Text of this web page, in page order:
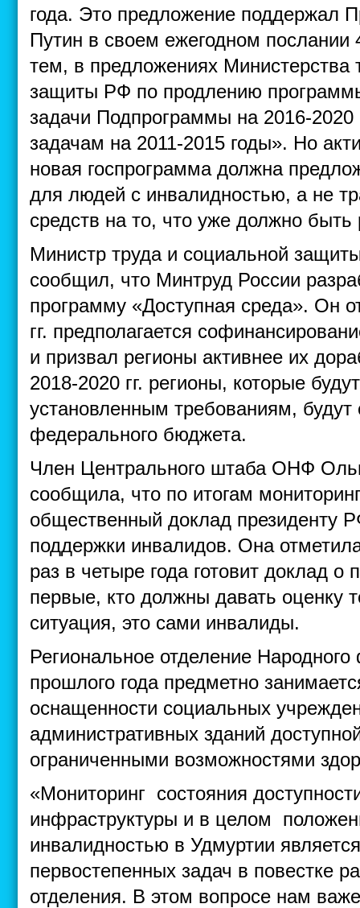
года. Это предложение поддержал
Путин в своем ежегодном
тем, в предложениях Министерства
защиты РФ по продлению
задачи Подпрограммы на 2016-
задачам на 2011-2015 годы». Но
новая госпрограмма должна
для людей с инвалидностью, а не
средств на то, что уже должно быть
Министр труда и социальной
сообщил, что Минтруд России
программу «Доступная среда». Он
гг. предполагается
и призвал регионы активнее их
2018-2020 гг. регионы, которые
установленным требованиям, будут
федерального бюджета.
Член Центрального штаба ОНФ
сообщила, что по итогам
общественный доклад президенту
поддержки инвалидов. Она
раз в четыре года готовит доклад
первые, кто должны давать оценку
ситуация, это сами инвалиды.
Региональное отделение
прошлого года предметно
оснащенности социальных
административных зданий
ограниченными возможностями
«Мониторинг состояния
инфраструктуры и в целом
инвалидностью в Удмуртии
первостепенных задач в повестке
отделения. В этом вопросе нам